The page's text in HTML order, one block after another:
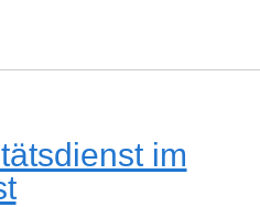
im